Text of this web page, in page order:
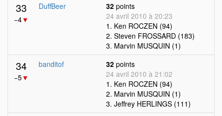
33
−4▼
DuffBeer 32 points
24 avril 2010 à 20:23
1. Ken ROCZEN (94)
2. Steven FROSSARD (183)
3. Marvin MUSQUIN (1)
34
−5▼
banditof 32 points
24 avril 2010 à 21:02
1. Ken ROCZEN (94)
2. Marvin MUSQUIN (1)
3. Jeffrey HERLINGS (111)